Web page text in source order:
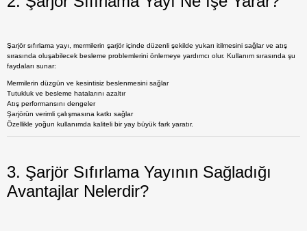
Şarjör sıfırlama yayı, mermilerin şarjör içinde düzenli şekilde yukarı itilmesini sağlar ve atış
sırasında oluşabilecek besleme problemlerini önlemeye yardımcı olur. Kullanım sırasında şu
faydaları sunar:
Mermilerin düzgün ve kesintisiz beslenmesini sağlar
Tutukluk ve besleme hatalarını azaltır
Atış performansını dengeler
Şarjörün verimli çalışmasına katkı sağlar
Özellikle yoğun kullanımda kaliteli bir yay büyük fark yaratır.
3. Şarjör Sıfırlama Yayının Sağladığı
Avantajlar Nelerdir?